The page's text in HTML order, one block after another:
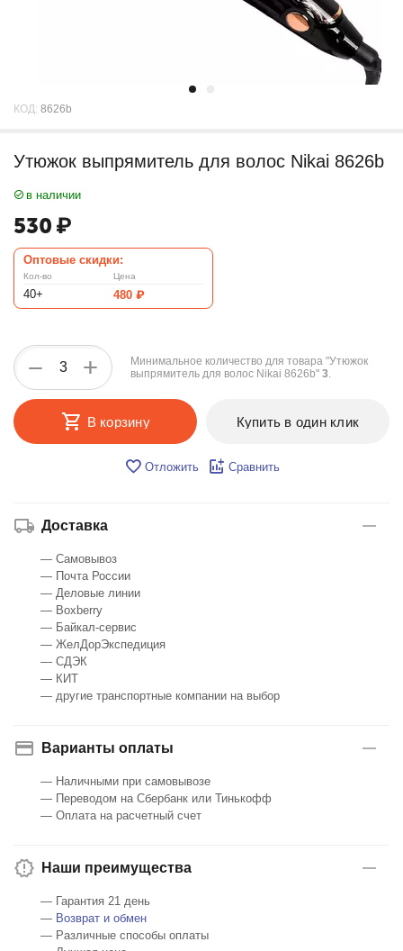
КОД: 8626b
Утюжок выпрямитель для волос Nikai 8626b
в наличии
530 ₽
Оптовые скидки:
Кол-во
40+
Цена
480 ₽
+
−
Минимальное количество для товара "Утюжок
выпрямитель для волос Nikai 8626b" 3.
В корзину Купить в один клик
Отложить Сравнить
Доставка
— Самовывоз
— Почта России
— Деловые линии
— Boxberry
— Байкал-сервис
— ЖелДорЭкспедиция
— СДЭК
— КИТ
— другие транспортные компании на выбор
Варианты оплаты
— Наличными при самовывозе
— Переводом на Сбербанк или Тинькофф
— Оплата на расчетный счет
Наши преимущества
— Гарантия 21 день
— Возврат и обмен
— Различные способы оплаты